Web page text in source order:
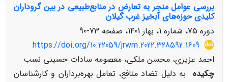
بررسی عوامل منجر به تعارض در منابع‌طبیعی در بین گروداران
کلیدی حوزه‌های آبخیز غرب گیلان
دوره 75، شماره 1، بهار 1401، صفحه
73-90
https://doi.org/10.22059/jrwm.2022.328592.1609
احمد عزیزی، محسن ملکی، معصومه سادات حسینی نسب
چکیده به دلیل تضاد منافع، تعامل بهره‌برداران و کارشناسان